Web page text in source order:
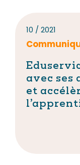
10 / 2021
avec ses
et